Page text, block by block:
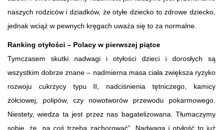
naszych rodziców i dziadków, że otyłe dziecko to zdrowe dziecko,
jednak wciąż w pewnych kręgach uważa się to za normalne.
Ranking otyłości – Polacy w pierwszej piątce
Tymczasem skutki nadwagi i otyłości dzieci i dorosłych są
wszystkim dobrze znane – nadmierna masa ciała zwiększa ryzyko
rozwoju cukrzycy typu II, nadciśnienia tętniczego, kamicy
żółciowej, polipów, czy nowotworów przewodu pokarmowego.
Niestety, wiedza ta jest przez nas bagatelizowana. Tłumaczymy
sobie, że „na coś trzeba zachorować”. Nadwaga i otyłość to już